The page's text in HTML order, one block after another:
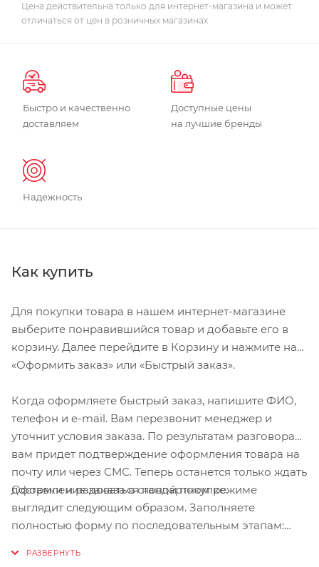
Цена действительна только для интернет-магазина и может
отличаться от цен в розничных магазинах
Быстро и качественно
доставляем
Доступные цены
на лучшие бренды
Надежность
Как купить
Для покупки товара в нашем интернет-магазине
выберите понравившийся товар и добавьте его в
корзину. Далее перейдите в Корзину и нажмите на
«Оформить заказ» или «Быстрый заказ».
Когда оформляете быстрый заказ, напишите ФИО,
телефон и e-mail. Вам перезвонит менеджер и
уточнит условия заказа. По результатам разговора
вам придет подтверждение оформления товара на
почту или через СМС. Теперь останется только ждать
доставки и радоваться новой покупке.
Оформление заказа в стандартном режиме
выглядит следующим образом. Заполняете
полностью форму по последовательным этапам: